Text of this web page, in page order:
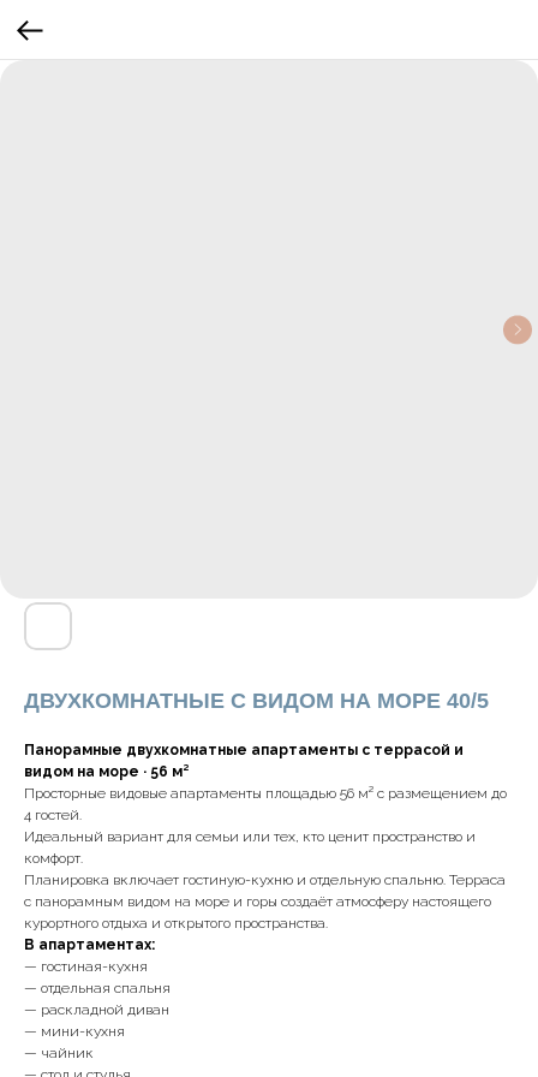
ДВУХКОМНАТНЫЕ С ВИДОМ НА МОРЕ 40/5
Панорамные двухкомнатные апартаменты с террасой и
видом на море · 56 м²
Просторные видовые апартаменты площадью 56 м² с размещением до
4 гостей.
Идеальный вариант для семьи или тех, кто ценит пространство и
комфорт.
Планировка включает гостиную-кухню и отдельную спальню. Терраса
с панорамным видом на море и горы создаёт атмосферу настоящего
курортного отдыха и открытого пространства.
В апартаментах:
— гостиная-кухня
— отдельная спальня
— раскладной диван
— мини-кухня
— чайник